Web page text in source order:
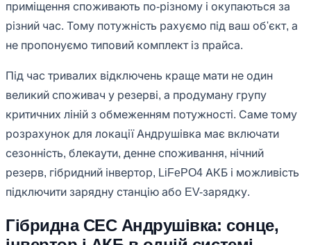
приміщення споживають по-різному і окупаються за
різний час. Тому потужність рахуємо під ваш об'єкт, а
не пропонуємо типовий комплект із прайса.
Під час тривалих відключень краще мати не один
великий споживач у резерві, а продуману групу
критичних ліній з обмеженням потужності. Саме тому
розрахунок для локації Андрушівка має включати
сезонність, блекаути, денне споживання, нічний
резерв, гібридний інвертор, LiFePO4 АКБ і можливість
підключити зарядну станцію або EV-зарядку.
Гібридна СЕС Андрушівка: сонце,